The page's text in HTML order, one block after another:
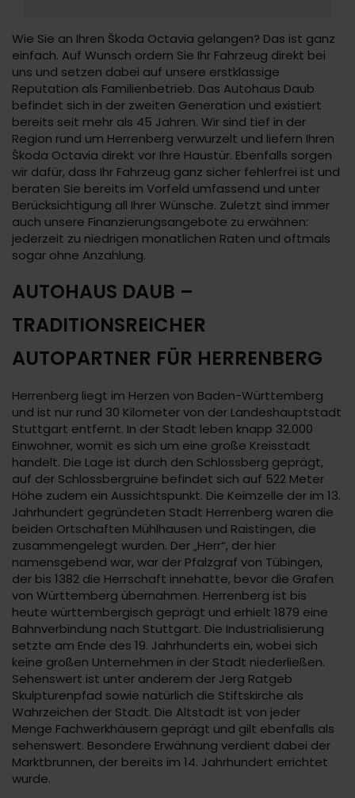
Wie Sie an Ihren Škoda Octavia gelangen? Das ist ganz
einfach. Auf Wunsch ordern Sie Ihr Fahrzeug direkt bei
uns und setzen dabei auf unsere erstklassige
Reputation als Familienbetrieb. Das Autohaus Daub
befindet sich in der zweiten Generation und existiert
bereits seit mehr als 45 Jahren. Wir sind tief in der
Region rund um Herrenberg verwurzelt und liefern Ihren
Škoda Octavia direkt vor Ihre Haustür. Ebenfalls sorgen
wir dafür, dass Ihr Fahrzeug ganz sicher fehlerfrei ist und
beraten Sie bereits im Vorfeld umfassend und unter
Berücksichtigung all Ihrer Wünsche. Zuletzt sind immer
auch unsere Finanzierungsangebote zu erwähnen:
jederzeit zu niedrigen monatlichen Raten und oftmals
sogar ohne Anzahlung.
AUTOHAUS DAUB –
TRADITIONSREICHER
AUTOPARTNER FÜR HERRENBERG
Herrenberg liegt im Herzen von Baden-Württemberg
und ist nur rund 30 Kilometer von der Landeshauptstadt
Stuttgart entfernt. In der Stadt leben knapp 32.000
Einwohner, womit es sich um eine große Kreisstadt
handelt. Die Lage ist durch den Schlossberg geprägt,
auf der Schlossbergruine befindet sich auf 522 Meter
Höhe zudem ein Aussichtspunkt. Die Keimzelle der im 13.
Jahrhundert gegründeten Stadt Herrenberg waren die
beiden Ortschaften Mühlhausen und Raistingen, die
zusammengelegt wurden. Der „Herr“, der hier
namensgebend war, war der Pfalzgraf von Tübingen,
der bis 1382 die Herrschaft innehatte, bevor die Grafen
von Württemberg übernahmen. Herrenberg ist bis
heute württembergisch geprägt und erhielt 1879 eine
Bahnverbindung nach Stuttgart. Die Industrialisierung
setzte am Ende des 19. Jahrhunderts ein, wobei sich
keine großen Unternehmen in der Stadt niederließen.
Sehenswert ist unter anderem der Jerg Ratgeb
Skulpturenpfad sowie natürlich die Stiftskirche als
Wahrzeichen der Stadt. Die Altstadt ist von jeder
Menge Fachwerkhäusern geprägt und gilt ebenfalls als
sehenswert. Besondere Erwähnung verdient dabei der
Marktbrunnen, der bereits im 14. Jahrhundert errichtet
wurde.